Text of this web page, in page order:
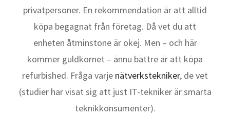
privatpersoner. En rekommendation är att alltid
köpa begagnat från företag. Då vet du att
enheten åtminstone är okej. Men – och här
kommer guldkornet – ännu bättre är att köpa
refurbished. Fråga varje nätverkstekniker, de vet
(studier har visat sig att just IT-tekniker är smarta
teknikkonsumenter).